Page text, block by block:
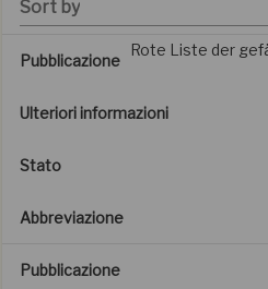
Sort by
Pubblicazione
Rote Liste der
Ulteriori informazioni
Stato
Abbreviazione
Pubblicazione